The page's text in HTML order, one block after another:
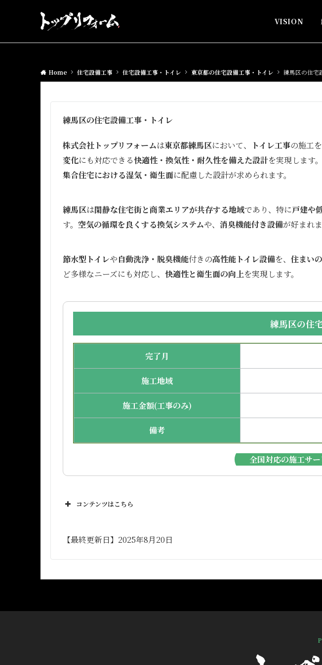
VISION
Home 住宅設備工事 住宅設備工事・トイレ 東京都の住宅設備工事・トイレ 練馬区の住宅
練馬区の住宅設備工事・トイレ
株式会社トップリフォームは東京都練馬区において、 トイレ工事の施工
変化にも対応できる快適性・換気性・耐久性を備えた設計を実現します
集合住宅における湿気・衛生面に配慮した設計が求められます。
練馬区は閑静な住宅街と商業エリアが共存する地域であり、特に戸建や
す。 空気の循環を良くする換気システムや、 消臭機能付き設備が好まれ
節水型トイレや自動洗浄・脱臭機能付きの高性能トイレ設備を、 住まい
ど多様なニーズにも対応し、 快適性と衛生面の向上を実現します。
練馬区の住
完了月
施工地域
施工金額(工事のみ)
備考
全国対応の施工サ
コンテンツはこちら
【最終更新日】2025年8月20日